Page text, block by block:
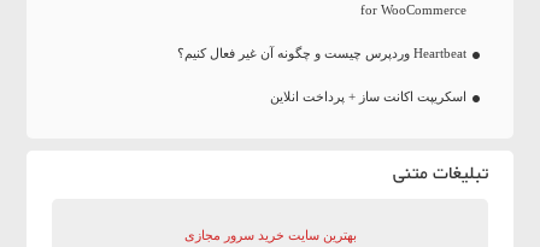
for WooCommerce
Heartbeat وردپرس چیست و چگونه آن غیر فعال کنیم؟
اسکریپت اکانت ساز + پرداخت انلاین
تبلیغات متنی
بهترین سایت‌ خرید سرور مجازی